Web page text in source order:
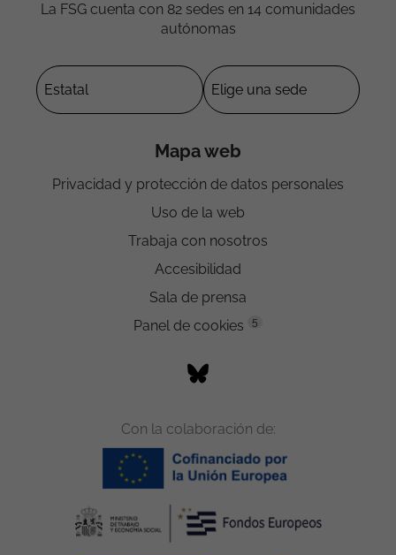
La FSG cuenta con 82 sedes en 14 comunidades
autónomas
Mapa web
Privacidad y protección de datos personales
Uso de la web
Trabaja con nosotros
Accesibilidad
Sala de prensa
Panel de cookies
5
Con la colaboración de: